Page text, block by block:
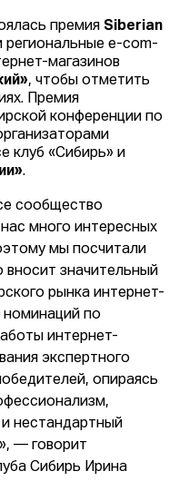
премия Siberian
региональные e-com-
магазинов
, чтобы отметить
Премия
конференции по
клуб «Сибирь» и
.
сообщество
много интересных
мы посчитали
значительный
рынка интернет-
номинаций по
интернет-
экспертного
опираясь
нестандартный
— говорит
Сибирь Ирина